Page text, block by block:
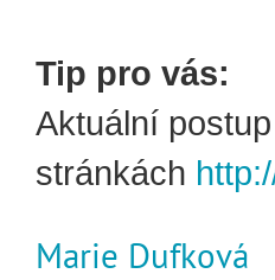
Tip pro vás:
Aktuální
stránkách
Marie Dufková